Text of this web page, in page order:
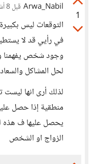
1
Arwa_Nabil قبل 8 أشهر
التوقعات ليس
في رأيي قد لا
وجود شخص يفهمنا
لحل المشاكل
لذلك أرى انها ليست
منطقية إذا حصل
يحصل عليها ف هذه
الزواج او الشخص